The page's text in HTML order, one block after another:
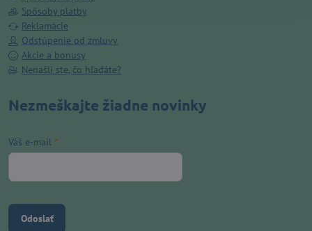
Spôsoby platby
Reklamácie
Odstúpenie od zmluvy
Akcie a bonusy
Nenašli ste, čo hľadáte?
Nezmeškajte žiadne novinky
Váš e-mail *
Odoslať